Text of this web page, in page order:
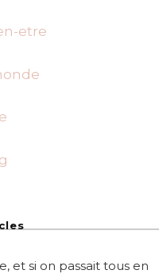
et si on passait tous en